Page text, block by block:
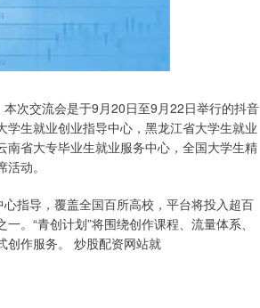
次交流会是于9月20日至9月22日举行的抖音
生就业创业指导中心，黑龙江省大学生就业
省大专毕业生就业服务中心，全国大学生精
动。
指导，覆盖全国百所高校，平台将投入超百
。“青创计划”将围绕创作课程、流量体系、
创作服务。 炒股配资网站就